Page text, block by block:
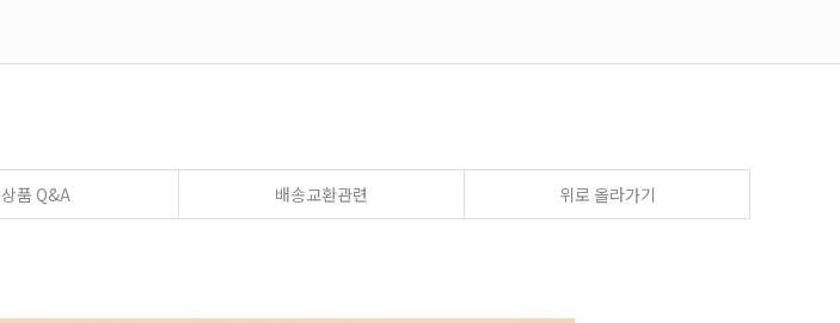
상품 Q&A 배송교환관련 위로 올라가기